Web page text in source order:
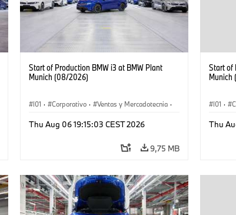
Start of Production BMW i3 at BMW Plant
Munich (08/2026)
I01 · Corporativo · Ventas y Mercadotecnia ·
Thu Aug 06 19:15:03 CEST 2026
9,75 MB
Start of
I01 ·
Thu